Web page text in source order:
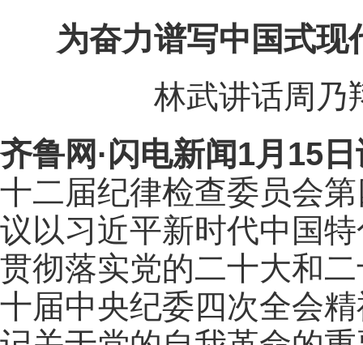
为奋力谱写中国式
林武讲话周乃
齐鲁网 ·闪电新闻1月15
十二届纪律检查委员会
议以习近平新时代中国
贯彻落实党的二十大和
十届中央纪委四次全会